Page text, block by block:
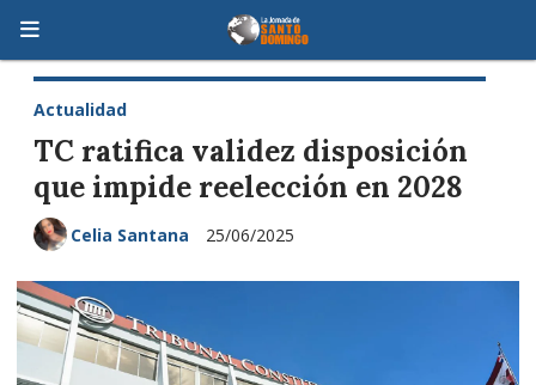
TC ratifica validez disposición
que impide reelección en 2028
Actualidad
25/06/2025
Celia Santana